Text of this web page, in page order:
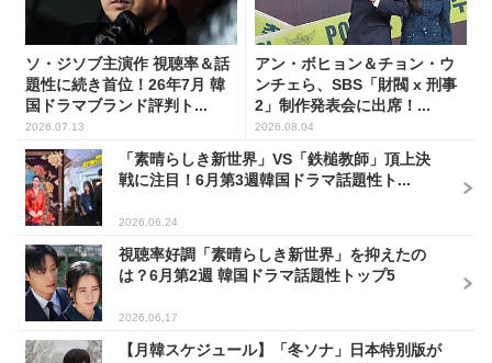
ソ・ジソブ主演作 視聴率＆話
題性に続き首位！26年7月 韓
国ドラマブランド評判ト...
2026.07.13
アン・ボヒョン＆チョン・ウ
ンチェら、SBS「財閥 x 刑事
2」制作発表会に出席！...
2026.08.04
「素晴らしき新世界」VS「鉄槌教師」頂上決
戦に注目！6月第3週韓国ドラマ話題性ト...
2026.06.24
視聴率好調「素晴らしき新世界」を抑えたの
は？6月第2週 韓国ドラマ話題性トップ5
2026.06.17
【月韓スケジュール】「冬ソナ」日本特別版が